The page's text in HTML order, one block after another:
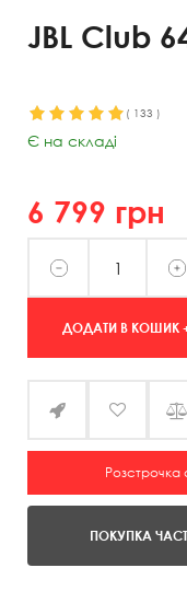
JBL Club
( 133 )
Є на складі
6 799 грн
ДОДАТИ В КОШИК
Розстрочка
ПОКУПКА